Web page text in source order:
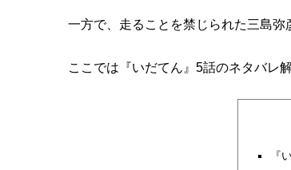
一方で、走ることを禁じられた三島
ここでは『いだてん』5話のネタバレ
『